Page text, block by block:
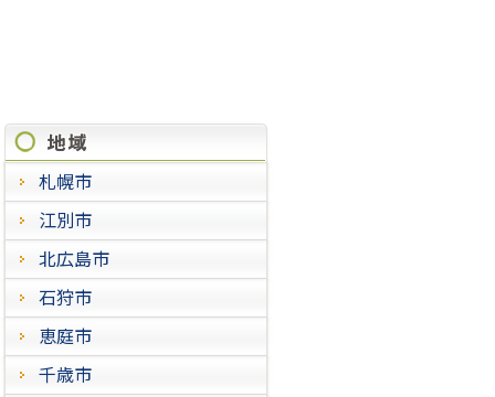
札幌市
江別市
北広島市
石狩市
恵庭市
千歳市